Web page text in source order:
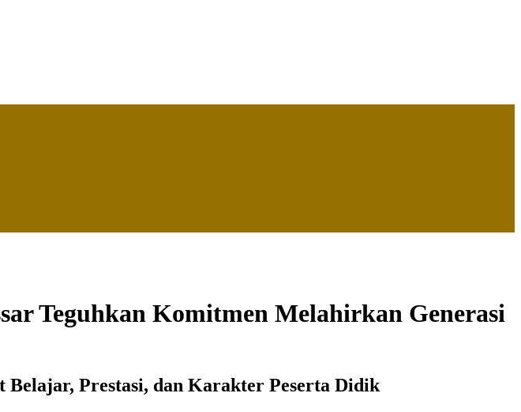
Teguhkan Komitmen Melahirkan Generasi
Prestasi, dan Karakter Peserta Didik